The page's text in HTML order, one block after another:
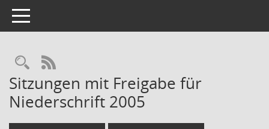
Toggle navigation
Rechercheauswahl
RSS-Feed
Sitzungen mit Freigabe für
Niederschrift 2005